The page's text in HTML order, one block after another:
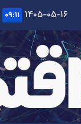
۱۴۰۵-۰۵-۱۶ ۰۹:۱۱